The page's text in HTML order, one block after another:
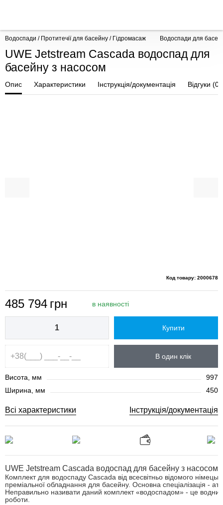
Водоспади / Протитечії для басейну / Гідромасаж Водоспади для
UWE Jetstream Cascada водоспад для
басейну з насосом
Опис Характеристики Інструкція/документація Відгуки (0)
Код товару: 2000678
485 794 грн в наявності
Купити
В один клік
Висота, мм
997
Ширина, мм
450
Всі характеристики Інструкція/документація
UWE Jetstream Cascada водоспад для басейну з насосом
Комплект для водоспаду Cascada від всесвітньо відомого
преміальної обладнання для басейну. Основна спеціалізація -
Неправильно називати даний комплект «водоспадом» - це
роботи.